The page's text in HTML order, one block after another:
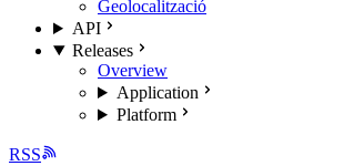
Geolocalització
API
Releases
Overview
Application
Platform
RSS